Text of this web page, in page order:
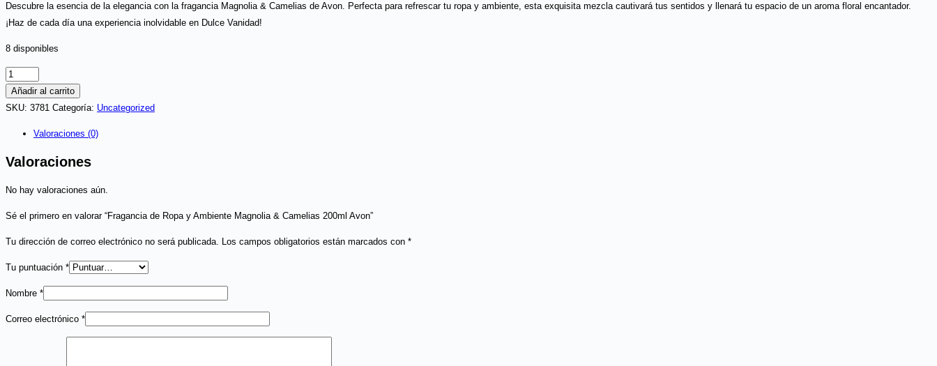
Descubre la esencia de la elegancia con la fragancia Magnolia & Camelias de Avon. Perfecta para refrescar tu ropa y ambiente, esta exquisita mezcla cautivará tus sentidos y llenará tu espacio de un aroma floral encantador.
¡Haz de cada día una experiencia inolvidable en Dulce Vanidad!
8 disponibles
Fragancia
de
Ropa
Ambiente
Magnolia
Camelias
cantidad
Añadir al carrito
SKU: 3781 Categoría: Uncategorized
Valoraciones (0)
Valoraciones
No hay valoraciones aún.
Sé el primero en valorar “Fragancia de Ropa y Ambiente Magnolia & Camelias 200ml Avon”
Tu dirección de correo electrónico no será publicada. Los campos obligatorios están marcados con *
Tu puntuación *
Nombre *
Correo electrónico *